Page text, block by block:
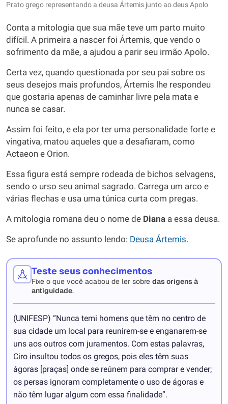
Prato grego representando a deusa Ártemis junto ao deus Apolo
Conta a mitologia que sua mãe teve um parto muito
difícil. A primeira a nascer foi Ártemis, que vendo o
sofrimento da mãe, a ajudou a parir seu irmão Apolo.
Certa vez, quando questionada por seu pai sobre os
seus desejos mais profundos, Ártemis lhe respondeu
que gostaria apenas de caminhar livre pela mata e
nunca se casar.
Assim foi feito, e ela por ter uma personalidade forte e
vingativa, matou aqueles que a desafiaram, como
Actaeon e Orion.
Essa figura está sempre rodeada de bichos selvagens,
sendo o urso seu animal sagrado. Carrega um arco e
várias flechas e usa uma túnica curta com pregas.
A mitologia romana deu o nome de Diana a essa deusa.
Se aprofunde no assunto lendo: Deusa Ártemis.
Teste seus conhecimentos
Fixe o que você acabou de ler sobre das origens à
antiguidade.
(UNIFESP) “Nunca temi homens que têm no centro de
sua cidade um local para reunirem-se e enganarem-se
uns aos outros com juramentos. Com estas palavras,
Ciro insultou todos os gregos, pois eles têm suas
ágoras [praças] onde se reúnem para comprar e vender;
os persas ignoram completamente o uso de ágoras e
não têm lugar algum com essa finalidade”.